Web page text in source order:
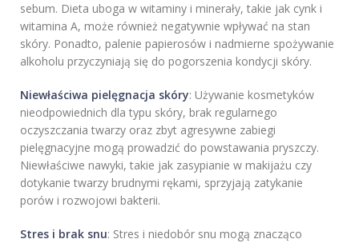
sebum. Dieta uboga w witaminy i minerały, takie jak cynk i
witamina A, może również negatywnie wpływać na stan
skóry. Ponadto, palenie papierosów i nadmierne spożywanie
alkoholu przyczyniają się do pogorszenia kondycji skóry.
Niewłaściwa pielęgnacja skóry: Używanie kosmetyków
nieodpowiednich dla typu skóry, brak regularnego
oczyszczania twarzy oraz zbyt agresywne zabiegi
pielęgnacyjne mogą prowadzić do powstawania pryszczy.
Niewłaściwe nawyki, takie jak zasypianie w makijażu czy
dotykanie twarzy brudnymi rękami, sprzyjają zatykanie
porów i rozwojowi bakterii.
Stres i brak snu: Stres i niedobór snu mogą znacząco